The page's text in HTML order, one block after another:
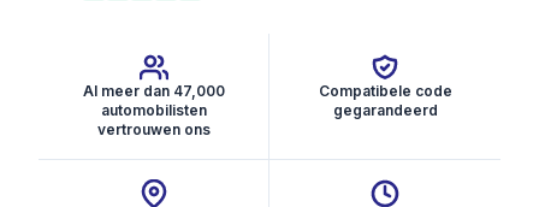
Al meer dan 47,000
automobilisten
vertrouwen ons
Compatibele code
gegarandeerd